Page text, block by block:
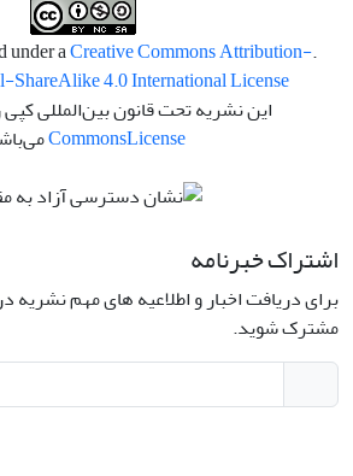
.This work is licensed under a
Creative Commons Attribution-
4.0 International License
این نشریه تحت قانون بین‌المللی
CommonsLicense
اشتراک خبرنامه
برای دریافت اخبار و اطلاعیه های مهم نشریه
مشترک شوید.